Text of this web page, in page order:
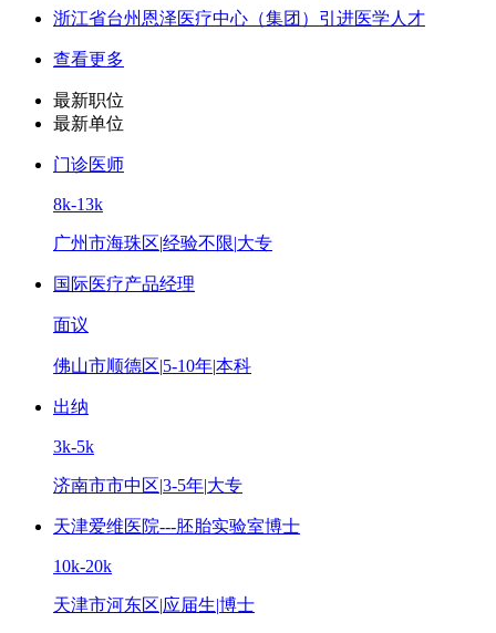
浙江省台州恩泽医疗中心（集团）引进医学人才
查看更多
最新职位
最新单位
门诊医师
8k-13k
广州市海珠区|经验不限|大专
国际医疗产品经理
面议
佛山市顺德区|5-10年|本科
出纳
3k-5k
济南市市中区|3-5年|大专
天津爱维医院---胚胎实验室博士
10k-20k
天津市河东区|应届生|博士